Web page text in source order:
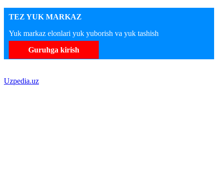
TEZ YUK MARKAZ
Yuk markaz elonlari yuk yuborish va yuk tashish
Guruhga kirish
Uzpedia.uz